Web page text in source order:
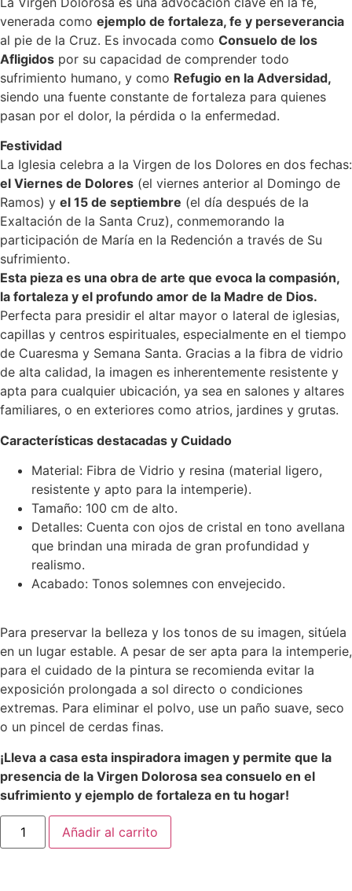
venerada como ejemplo de fortaleza, fe y perseverancia
al pie de la Cruz. Es invocada como Consuelo de los
Afligidos por su capacidad de comprender todo
sufrimiento humano, y como Refugio en la Adversidad,
siendo una fuente constante de fortaleza para quienes
pasan por el dolor, la pérdida o la enfermedad.
Festividad
La Iglesia celebra a la Virgen de los Dolores en dos fechas:
el Viernes de Dolores (el viernes anterior al Domingo de
Ramos) y el 15 de septiembre (el día después de la
Exaltación de la Santa Cruz), conmemorando la
participación de María en la Redención a través de Su
sufrimiento.
Esta pieza es una obra de arte que evoca la compasión,
la fortaleza y el profundo amor de la Madre de Dios.
Perfecta para presidir el altar mayor o lateral de iglesias,
capillas y centros espirituales, especialmente en el tiempo
de Cuaresma y Semana Santa. Gracias a la fibra de vidrio
de alta calidad, la imagen es inherentemente resistente y
apta para cualquier ubicación, ya sea en salones y altares
familiares, o en exteriores como atrios, jardines y grutas.
Características destacadas y Cuidado
Material: Fibra de Vidrio y resina (material ligero,
resistente y apto para la intemperie).
Tamaño: 100 cm de alto.
Detalles: Cuenta con ojos de cristal en tono avellana
que brindan una mirada de gran profundidad y
realismo.
Acabado: Tonos solemnes con envejecido.
Para preservar la belleza y los tonos de su imagen, sitúela
en un lugar estable. A pesar de ser apta para la intemperie,
para el cuidado de la pintura se recomienda evitar la
exposición prolongada a sol directo o condiciones
extremas. Para eliminar el polvo, use un paño suave, seco
o un pincel de cerdas finas.
¡Lleva a casa esta inspiradora imagen y permite que la
presencia de la Virgen Dolorosa sea consuelo en el
sufrimiento y ejemplo de fortaleza en tu hogar!
Añadir al carrito